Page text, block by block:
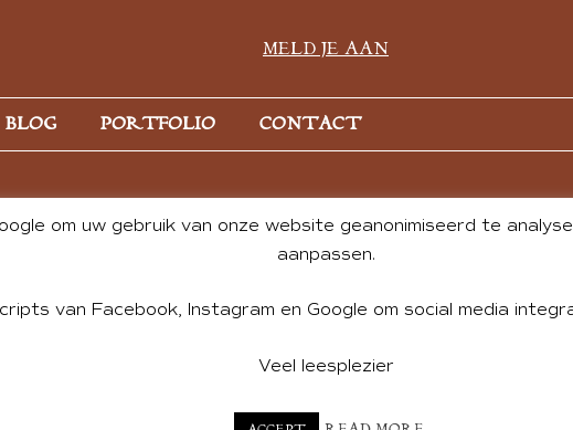
MELD JE AAN
BLOG PORTFOLIO CONTACT
& CONTENT BY ANDREA DE GROOT. WEBSITE DESIGN BY
om uw gebruik van onze website geanonimiseerd te
aanpassen.
van Facebook, Instagram en Google om social media
Veel leesplezier